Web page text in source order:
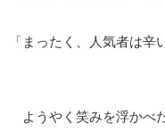
「まったく、人気者は辛
ようやく笑みを浮かべ